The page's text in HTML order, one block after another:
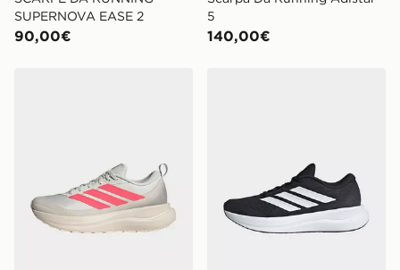
SUPERNOVA EASE 2
90,00€
5
140,00€